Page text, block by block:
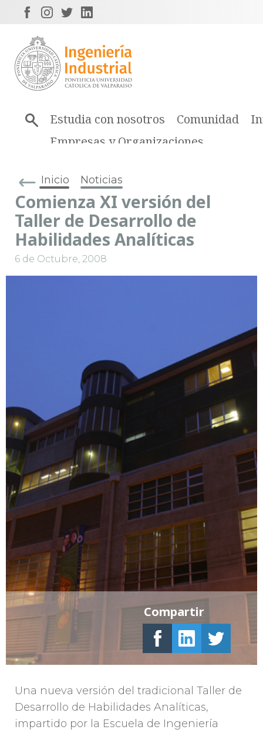
Estudia con nosotros Comunidad
Empresas y Organizaciones
Inicio Noticias
Comienza XI versión del
Taller de Desarrollo de
Habilidades Analíticas
6 de Octubre, 2008
Una nueva versión del tradicional Taller de
Desarrollo de Habilidades Analíticas,
impartido por la Escuela de Ingeniería
Compartir